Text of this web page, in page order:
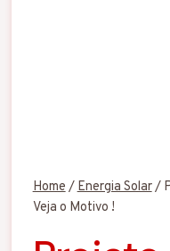
Home/Energia Solar/
Veja o Motivo !